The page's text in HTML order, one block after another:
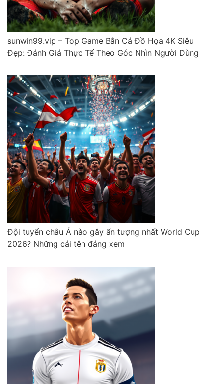
sunwin99.vip – Top Game Bắn Cá Đồ Họa 4K Siêu
Đẹp: Đánh Giá Thực Tế Theo Góc Nhìn Người Dùng
Đội tuyển châu Á nào gây ấn tượng nhất World Cup
2026? Những cái tên đáng xem